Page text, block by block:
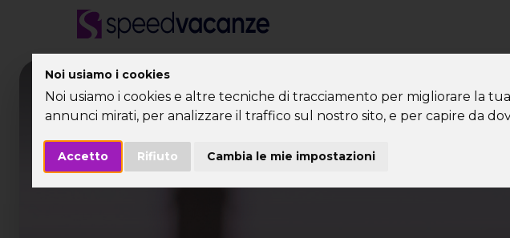
Noi usiamo i cookies
Noi usiamo i cookies e altre tecniche di tracciamento per migliorare la
annunci mirati, per analizzare il traffico sul nostro sito, e per capire da
Accetto Rifiuto Cambia le mie impostazioni